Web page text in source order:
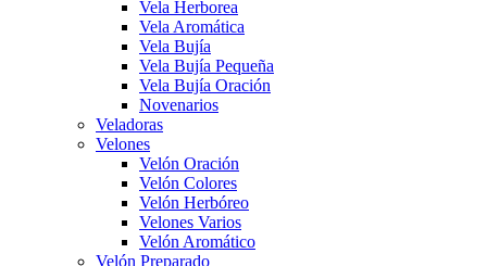
Vela Herborea
Vela Aromática
Vela Bujía
Vela Bujía Pequeña
Vela Bujía Oración
Novenarios
Veladoras
Velones
Velón Oración
Velón Colores
Velón Herbóreo
Velones Varios
Velón Aromático
Velón Preparado